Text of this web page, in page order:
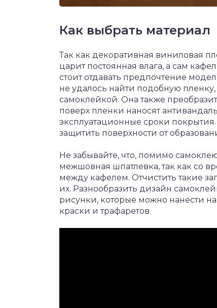
Как выбрать материал
Так как декоративная виниловая
царит постоянная влага, а сам
стоит отдавать предпочтение
не удалось найти подобную
самоклейкой. Она также
поверх пленки наносят
эксплуатационные сроки
защитить поверхности от
Не забывайте, что, помимо
межшовная шпатлевка, так как со
между кафелем. Отчистить такие
их. Разнообразить дизайн
рисунки, которые можно нанести
краски и трафаретов.